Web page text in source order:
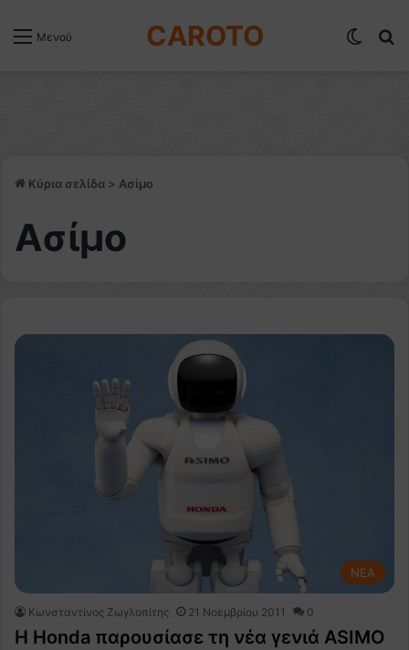
Μενού CAROTO
Κύρια σελίδα > Ασίμο
Ασίμο
NEA
Κωνσταντίνος Ζωγλοπίτης 21 Νοεμβρίου 2011 0
H Honda παρουσίασε τη νέα γενιά ASIMO